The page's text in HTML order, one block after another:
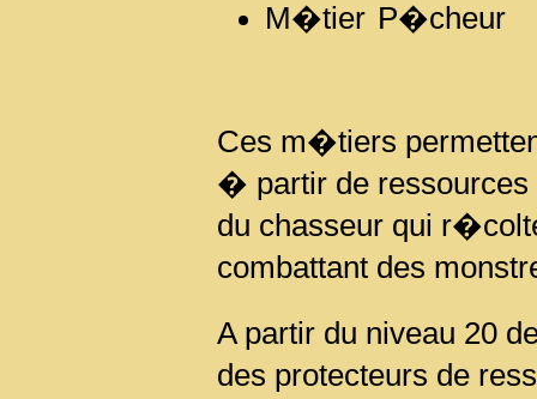
P�cheur
Ces m�tiers
� partir de
du chasseur qui
combattant des
A partir du niveau 20
des protecteurs de